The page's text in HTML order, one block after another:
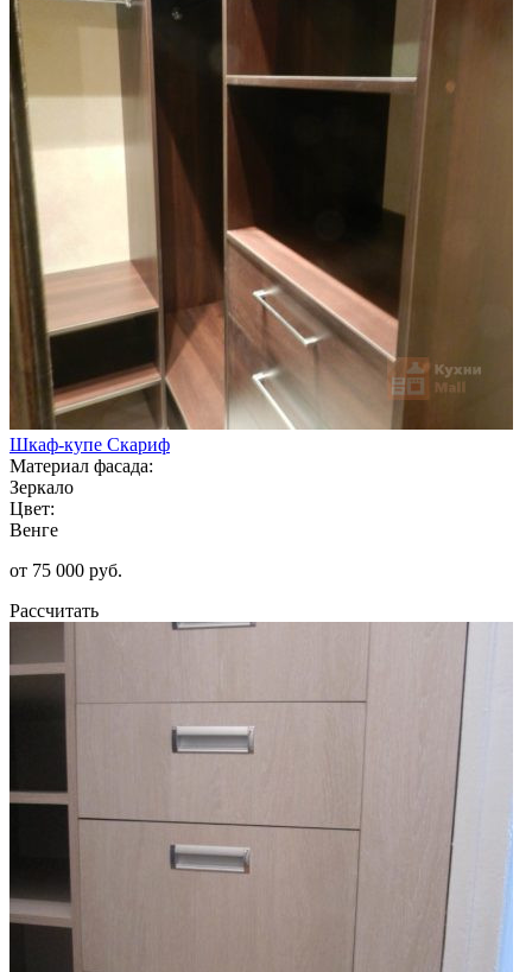
Шкаф-купе Скариф
Материал фасада:
Зеркало
Цвет:
Венге
от 75 000 руб.
Рассчитать